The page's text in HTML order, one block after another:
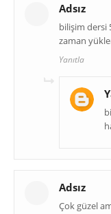
Adsız
bilişim dersi
zaman
Yanıtla
Adsız
Çok güzel